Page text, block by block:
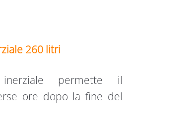
260 litri
permette il
ore dopo la fine del